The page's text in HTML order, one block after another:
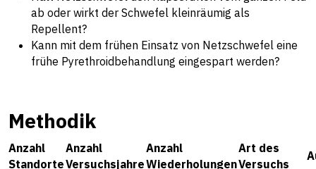
ab oder wirkt der Schwefel kleinräumig als
Repellent?
Kann mit dem frühen Einsatz von Netzschwefel eine
frühe Pyrethroidbehandlung eingespart werden?
Methodik
Anzahl
Standorte
Anzahl
Versuchsjahre
Anzahl
Wiederholungen
Art des
Versuchs